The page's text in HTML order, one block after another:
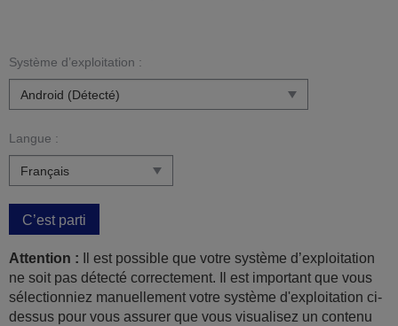
Système d’exploitation :
Langue :
C’est parti
Attention : Il est possible que votre système d’exploitation
ne soit pas détecté correctement. Il est important que vous
sélectionniez manuellement votre système d'exploitation ci-
dessus pour vous assurer que vous visualisez un contenu